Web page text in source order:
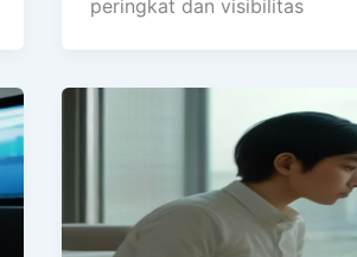
peringkat dan visibilitas